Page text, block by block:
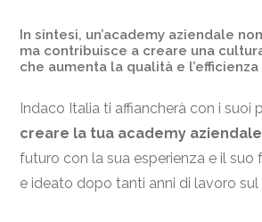
In sintesi, un’academy aziendale
ma contribuisce a creare una
che aumenta la qualità e
Indaco Italia ti affiancherà con i suoi
creare la tua academy aziendale
futuro con la sua esperienza e il
e ideato dopo tanti anni di lavoro